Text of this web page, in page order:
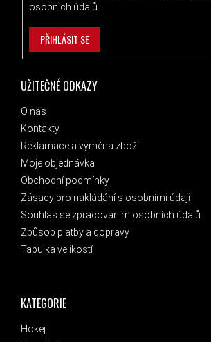
KATEGORIE
Hokej
UŽITEČNÉ ODKAZY
O nás
Kontakty
Reklamace a výměna zboží
Moje objednávka
Obchodní podmínky
Zásady pro nakládání s osobními údaji
Souhlas se zpracováním osobních údajů
Způsob platby a dopravy
Tabulka velikostí
osobních údajů
PŘIHLÁSIT SE